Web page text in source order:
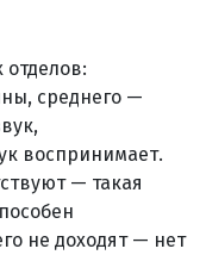
отделов:
среднего —
воспринимает.
— такая
не доходят — нет